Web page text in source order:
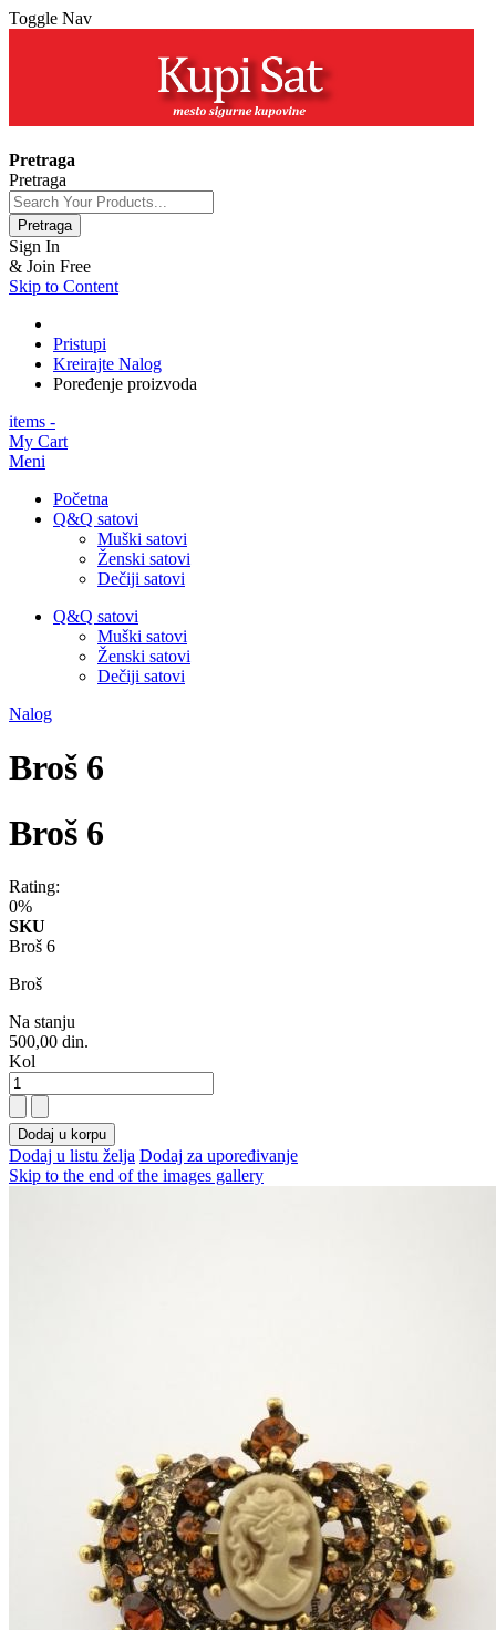
Toggle Nav
Pretraga
Pretraga
Pretraga
Sign In
& Join Free
Skip to Content
Pristupi
Kreirajte Nalog
Poređenje proizvoda
items -
My Cart
Meni
Početna
Q&Q satovi
Muški satovi
Ženski satovi
Dečiji satovi
Q&Q satovi
Muški satovi
Ženski satovi
Dečiji satovi
Nalog
Broš 6
Broš 6
Rating:
0%
SKU
Broš 6
Broš
Na stanju
500,00 din.
Kol
Dodaj u korpu
Dodaj u listu želja Dodaj za upoređivanje
Skip to the end of the images gallery